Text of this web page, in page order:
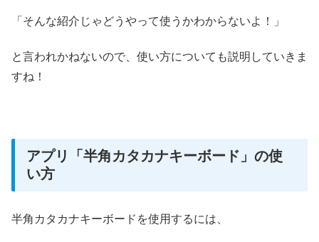
「そんな紹介じゃどうやって使うかわからないよ！」
と言われかねないので、使い方についても説明していきま
すね！
アプリ「半角カタカナキーボード」の使
い方
半角カタカナキーボードを使用するには、